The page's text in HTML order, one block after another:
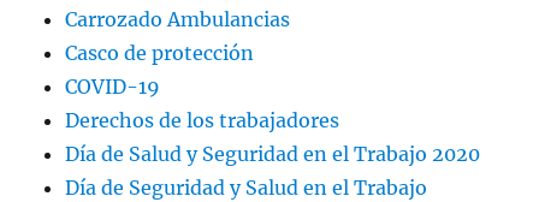
Carrozado Ambulancias
Casco de protección
COVID-19
Derechos de los trabajadores
Día de Salud y Seguridad en el Trabajo 2020
Día de Seguridad y Salud en el Trabajo